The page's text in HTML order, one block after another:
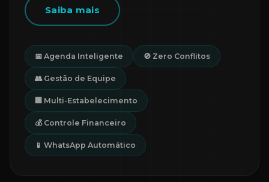
Saiba mais
📅 Agenda Inteligente 🚫 Zero Conflitos
👥 Gestão de Equipe
🏢 Multi-Estabelecimento
💰 Controle Financeiro
📱 WhatsApp Automático